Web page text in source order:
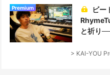
Premium
と祈り
ューサ
> KAI-YOU